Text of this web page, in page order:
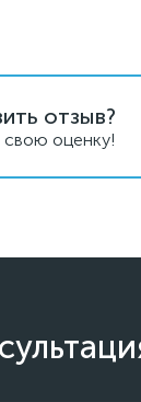
отзыв?
свою оценку!